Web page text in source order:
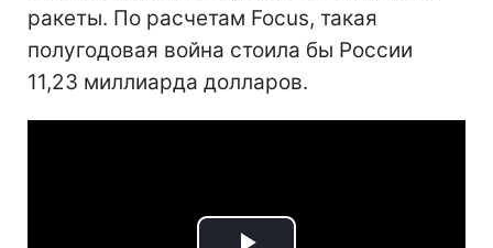
ракеты. По расчетам Focus, такая
полугодовая война стоила бы России
11,23 миллиарда долларов.